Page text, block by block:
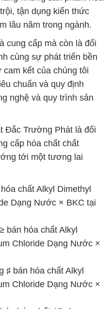
Đắc Trường Phát là đối
cấp hóa chất chất
tới một tương lai
chất Alkyl Dimethyl
Dạng Nước × BKC tại
bán hóa chất Alkyl
Chloride Dạng Nước ×
♯ bán hóa chất Alkyl
Chloride Dạng Nước ×
hóa chất Alkyl
Chloride Dạng Nước ×
hóa chất Alkyl Dimethyl
Dạng Nước × BKC tại
phân phối hóa chất
Chloride Dạng